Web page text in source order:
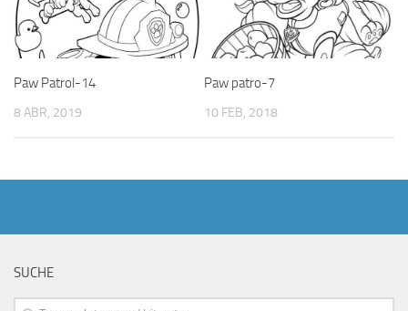
Paw Patrol-14
8 ABR, 2019
Paw patro-7
10 FEB, 2018
SUCHE